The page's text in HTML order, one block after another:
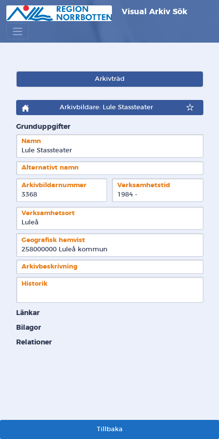
Visual Arkiv Sök
Arkivträd
Arkivbildare: Lule Stassteater
Grunduppgifter
Namn
Lule Stassteater
Alternativt namn
Arkivbildarnummer
3368
Verksamhetstid
Verksamhetsort
Luleå
Geografisk hemvist
Arkivbeskrivning
Historik
Länkar
Bilagor
Relationer
Tillbaka